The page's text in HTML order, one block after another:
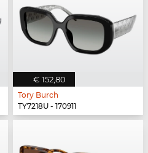
€ 152,80
Tory Burch
TY7218U - 170911